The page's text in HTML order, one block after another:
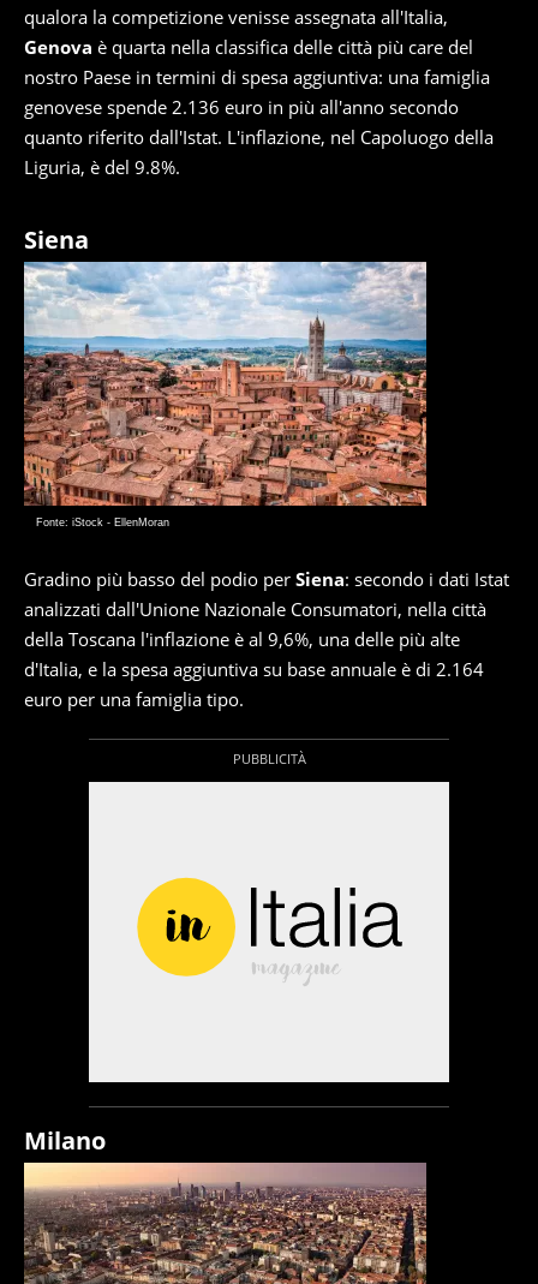
qualora la competizione venisse assegnata all'Italia,
Genova è quarta nella classifica delle città più care del
nostro Paese in termini di spesa aggiuntiva: una famiglia
genovese spende 2.136 euro in più all'anno secondo
quanto riferito dall'Istat. L'inflazione, nel Capoluogo della
Liguria, è del 9.8%.
Siena
Fonte: iStock - EllenMoran
Gradino più basso del podio per Siena: secondo i dati Istat
analizzati dall'Unione Nazionale Consumatori, nella città
della Toscana l'inflazione è al 9,6%, una delle più alte
d'Italia, e la spesa aggiuntiva su base annuale è di 2.164
euro per una famiglia tipo.
Milano